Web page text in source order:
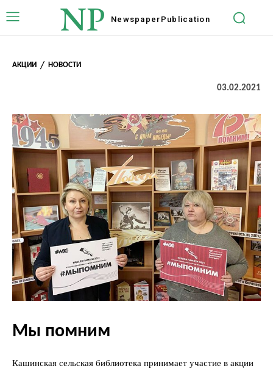
NP Newspaper Publication
АКЦИИ НОВОСТИ
03.02.2021
Мы помним
Кашинская сельская библиотека принимает участие в акции